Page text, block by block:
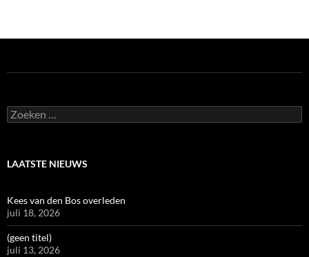
Zoeken
naar:
LAATSTE NIEUWS
Kees van den Bos overleden
juli 18, 2026
(geen titel)
juli 13, 2026